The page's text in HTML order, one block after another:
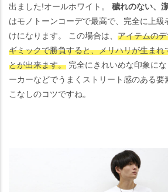
出ました!オールホワイト。 穢れのない、
はモノトーンコーデで最高で、完全に上級
けになります。 この場合は、 アイテムの
ギミックで勝負すると、メリハリが生まれ
とが出来ます。 完全にきれいめな印象に
ーカーなどでうまくストリート感のある
こなしのコツですね。